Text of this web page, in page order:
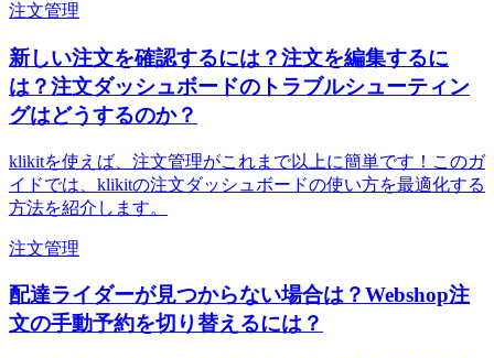
注文管理
新しい注文を確認するには？注文を編集するに
は？注文ダッシュボードのトラブルシューティン
グはどうするのか？
klikitを使えば、注文管理がこれまで以上に簡単です！このガ
イドでは、klikitの注文ダッシュボードの使い方を最適化する
方法を紹介します。
注文管理
配達ライダーが見つからない場合は？Webshop注
文の手動予約を切り替えるには？